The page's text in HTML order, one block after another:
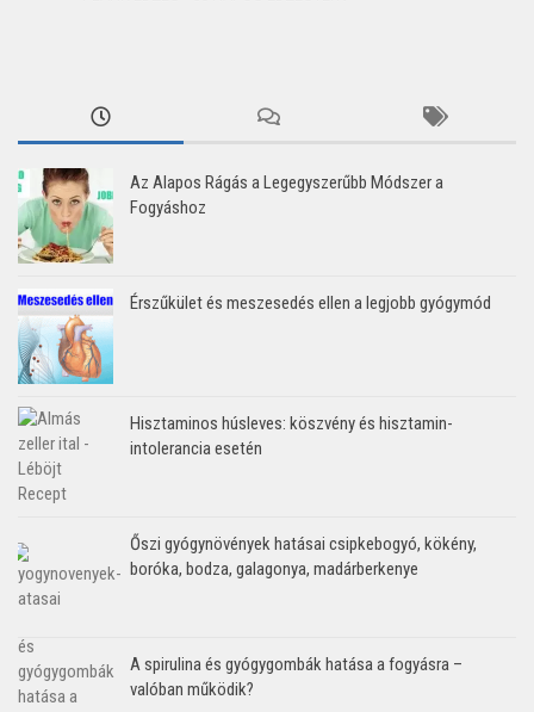
Az Alapos Rágás a Legegyszerűbb Módszer a
Fogyáshoz
Érszűkület és meszesedés ellen a legjobb gyógymód
Hisztaminos húsleves: köszvény és hisztamin-
intolerancia esetén
Őszi gyógynövények hatásai csipkebogyó, kökény,
boróka, bodza, galagonya, madárberkenye
A spirulina és gyógygombák hatása a fogyásra –
valóban működik?